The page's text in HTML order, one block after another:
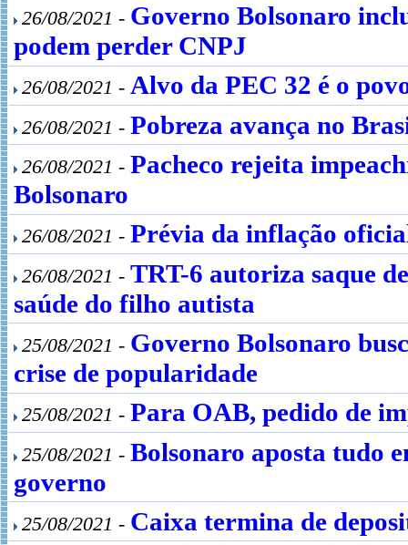
26/08/2021 - Governo Bolsonaro
podem perder CNPJ
26/08/2021 - Alvo da PEC 32 é o
26/08/2021 - Pobreza avança no
26/08/2021 - Pacheco rejeita
Bolsonaro
26/08/2021 - Prévia da inflação
26/08/2021 - TRT-6 autoriza saque
saúde do filho autista
25/08/2021 - Governo Bolsonaro
crise de popularidade
25/08/2021 - Para OAB, pedido de
25/08/2021 - Bolsonaro aposta tudo
governo
25/08/2021 - Caixa termina de